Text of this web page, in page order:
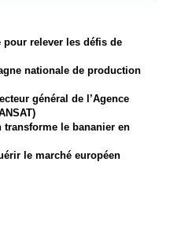
pour relever les défis de
nationale de production
général de l’Agence
transforme le bananier en
le marché européen